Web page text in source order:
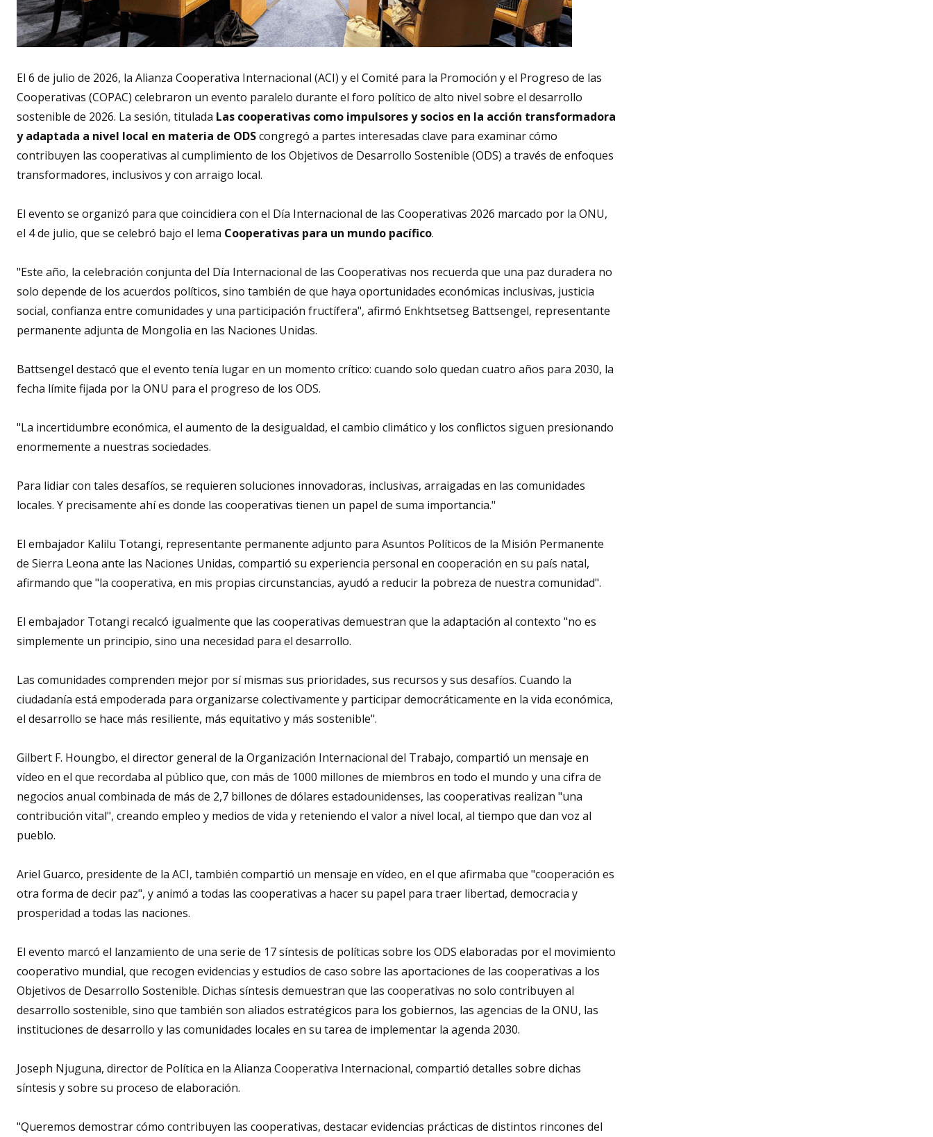
El 6 de julio de 2026, la Alianza Cooperativa Internacional (ACI) y el Comité para la Promoción y el Progreso de las
Cooperativas (COPAC) celebraron un evento paralelo durante el foro político de alto nivel sobre el desarrollo
sostenible de 2026. La sesión, titulada Las cooperativas como impulsores y socios en la acción transformadora
y adaptada a nivel local en materia de ODScongregó a partes interesadas clave para examinar cómo
contribuyen las cooperativas al cumplimiento de los Objetivos de Desarrollo Sostenible (ODS) a través de enfoques
transformadores, inclusivos y con arraigo local.
El evento se organizó para que coincidiera con el Día Internacional de las Cooperativas 2026 marcado por la ONU,
el 4 de julio, que se celebró bajo el lema Cooperativas para un mundo pacífico.
"Este año, la celebración conjunta del Día Internacional de las Cooperativas nos recuerda que una paz duradera no
solo depende de los acuerdos políticos, sino también de que haya oportunidades económicas inclusivas, justicia
social, confianza entre comunidades y una participación fructífera", afirmó Enkhtsetseg Battsengel, representante
permanente adjunta de Mongolia en las Naciones Unidas.
Battsengel destacó que el evento tenía lugar en un momento crítico: cuando solo quedan cuatro años para 2030, la
fecha límite fijada por la ONU para el progreso de los ODS.
"La incertidumbre económica, el aumento de la desigualdad, el cambio climático y los conflictos siguen presionando
enormemente a nuestras sociedades.
Para lidiar con tales desafíos, se requieren soluciones innovadoras, inclusivas, arraigadas en las comunidades
locales. Y precisamente ahí es donde las cooperativas tienen un papel de suma importancia."
El embajador Kalilu Totangi, representante permanente adjunto para Asuntos Políticos de la Misión Permanente
de Sierra Leona ante las Naciones Unidas, compartió su experiencia personal en cooperación en su país natal,
afirmando que "la cooperativa, en mis propias circunstancias, ayudó a reducir la pobreza de nuestra comunidad".
El embajador Totangi recalcó igualmente que las cooperativas demuestran que la adaptación al contexto "no es
simplemente un principio, sino una necesidad para el desarrollo.
Las comunidades comprenden mejor por sí mismas sus prioridades, sus recursos y sus desafíos. Cuando la
ciudadanía está empoderada para organizarse colectivamente y participar democráticamente en la vida económica,
el desarrollo se hace más resiliente, más equitativo y más sostenible".
Gilbert F. Houngbo, el director general de la Organización Internacional del Trabajo, compartió un mensaje en
vídeo en el que recordaba al público que, con más de 1000 millones de miembros en todo el mundo y una cifra de
negocios anual combinada de más de 2,7 billones de dólares estadounidenses, las cooperativas realizan "una
contribución vital", creando empleo y medios de vida y reteniendo el valor a nivel local, al tiempo que dan voz al
pueblo.
Ariel Guarco, presidente de la ACI, también compartió un mensaje en vídeo, en el que afirmaba que "cooperación es
otra forma de decir paz", y animó a todas las cooperativas a hacer su papel para traer libertad, democracia y
prosperidad a todas las naciones.
El evento marcó el lanzamiento de una serie de 17 síntesis de políticas sobre los ODS elaboradas por el movimiento
cooperativo mundial, que recogen evidencias y estudios de caso sobre las aportaciones de las cooperativas a los
Objetivos de Desarrollo Sostenible. Dichas síntesis demuestran que las cooperativas no solo contribuyen al
desarrollo sostenible, sino que también son aliados estratégicos para los gobiernos, las agencias de la ONU, las
instituciones de desarrollo y las comunidades locales en su tarea de implementar la agenda 2030.
Joseph Njuguna, director de Política en la Alianza Cooperativa Internacional, compartió detalles sobre dichas
síntesis y sobre su proceso de elaboración.
"Queremos demostrar cómo contribuyen las cooperativas, destacar evidencias prácticas de distintos rincones del